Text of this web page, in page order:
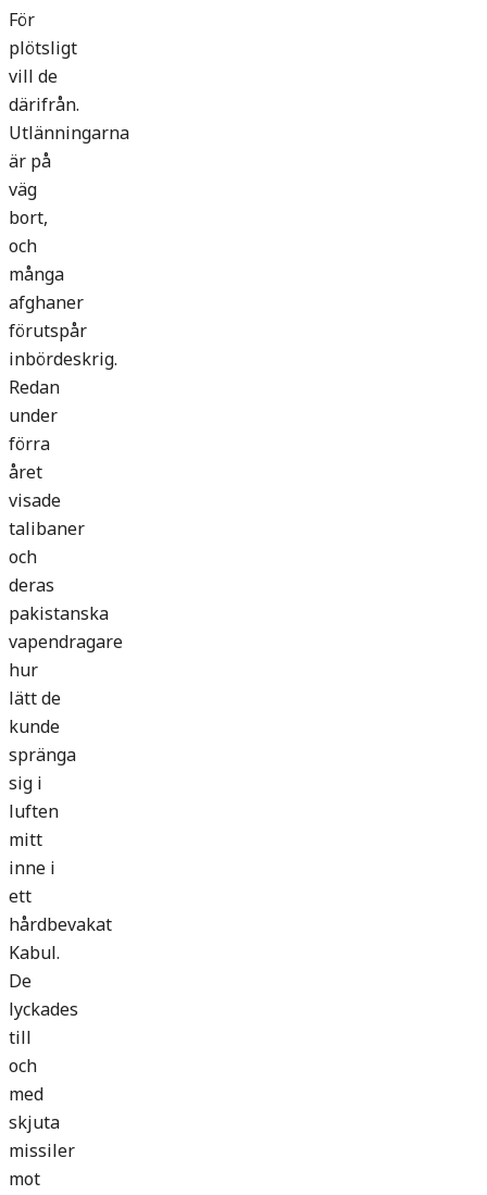
För
plötsligt
vill de
därifrån.
Utlänningarna
är på
väg
bort,
och
många
afghaner
förutspår
inbördeskrig.
Redan
under
förra
året
visade
talibaner
och
deras
pakistanska
vapendragare
hur
lätt de
kunde
spränga
sig i
luften
mitt
inne i
ett
hårdbevakat
Kabul.
De
lyckades
till
och
med
skjuta
missiler
mot